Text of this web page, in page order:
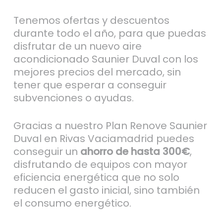
Tenemos ofertas y descuentos
durante todo el año, para que puedas
disfrutar de un nuevo aire
acondicionado Saunier Duval con los
mejores precios del mercado, sin
tener que esperar a conseguir
subvenciones o ayudas.
Gracias a nuestro Plan Renove Saunier
Duval en Rivas Vaciamadrid puedes
conseguir un ahorro de hasta 300€,
disfrutando de equipos con mayor
eficiencia energética que no solo
reducen el gasto inicial, sino también
el consumo energético.